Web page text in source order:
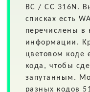
BC / CC 316N.
списках есть
перечислены в
информации.
цветовом коде
кода, чтобы
запутанным.
разных кодов